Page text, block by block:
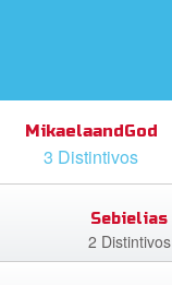
MikaelaandGod
3 Distintivos
Sebielias
2 Distintivos